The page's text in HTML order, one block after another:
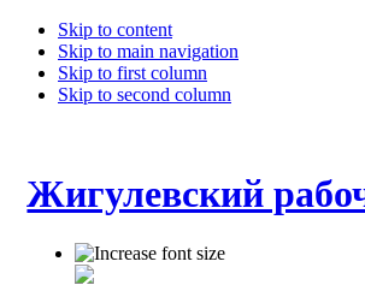
Skip to content
Skip to main navigation
Skip to first column
Skip to second column
Жигулевский